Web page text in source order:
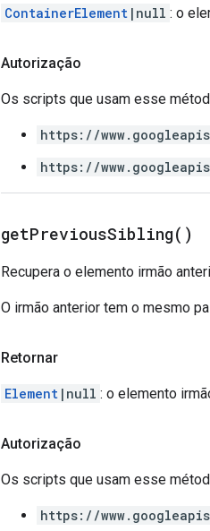
ContainerElement |null : o
Autorização
Os scripts que usam esse
https://
https://
getPreviousSibling( )
Recupera o elemento irmão
O irmão anterior tem o mesmo
Retornar
Element |null : o elemento
Autorização
Os scripts que usam esse
https://